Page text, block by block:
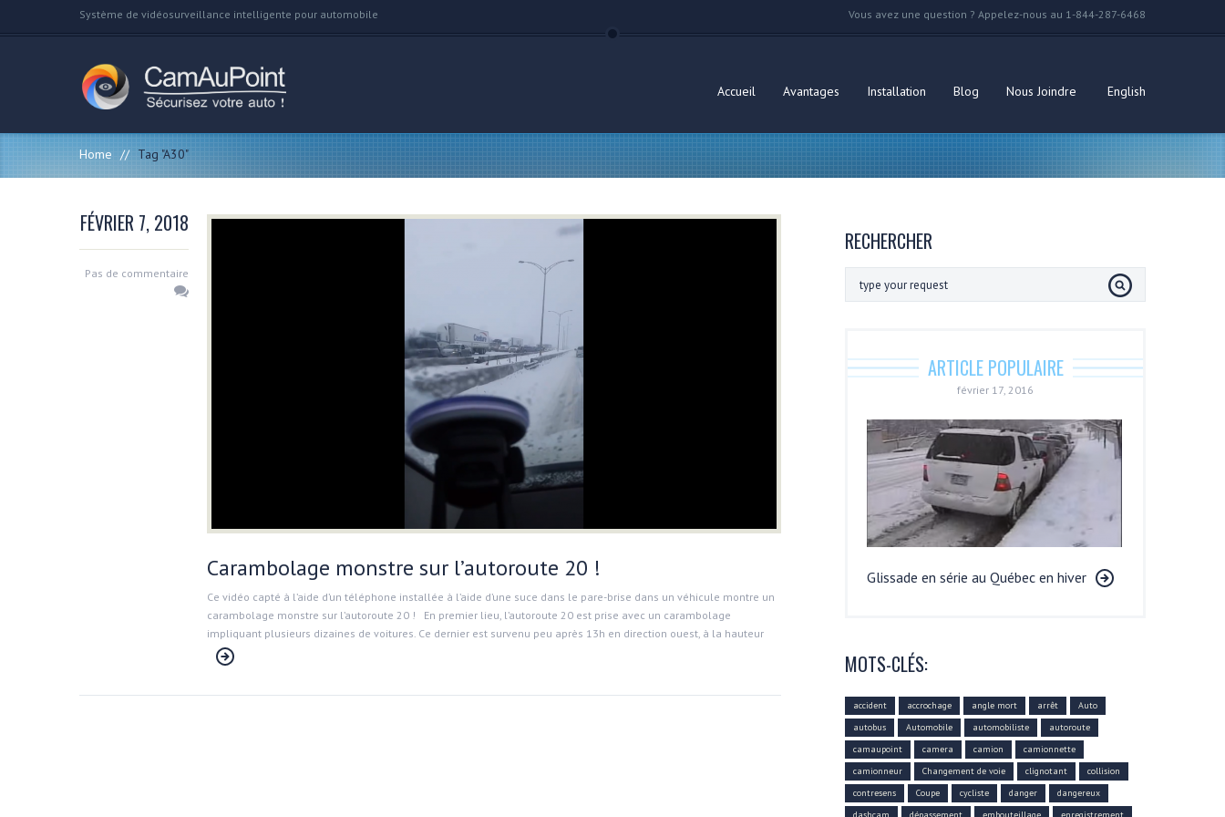
Système de vidéosurveillance intelligente pour automobile Vous avez une question ? Appelez-nous au 1-844-287-6468
Accueil Avantages Installation Blog Nous Joindre English
Home // Tag "A30"
FÉVRIER 7, 2018
Pas de commentaire
Carambolage monstre sur l’autoroute 20 !
Ce vidéo capté à l’aide d’un téléphone installée à l’aide d’une suce dans le pare-brise dans un véhicule montre un
carambolage monstre sur l’autoroute 20 ! En premier lieu, l’autoroute 20 est prise avec un carambolage
impliquant plusieurs dizaines de voitures. Ce dernier est survenu peu après 13h en direction ouest, à la hauteur
RECHERCHER
ARTICLE POPULAIRE
février 17, 2016
Glissade en série au Québec en hiver
MOTS-CLÉS:
accident accrochage angle mort arrêt
Auto
autobus
Automobile automobiliste
autoroute
camaupoint
camera camion
camionnette
camionneur
Changement de voie clignotant
collision
contresens
Coupe cycliste danger
dangereux